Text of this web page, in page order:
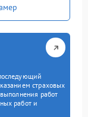
страховых
работ
работ и